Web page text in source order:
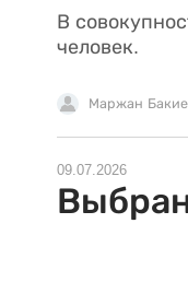
В
человек.
Маржан
09.07.2026